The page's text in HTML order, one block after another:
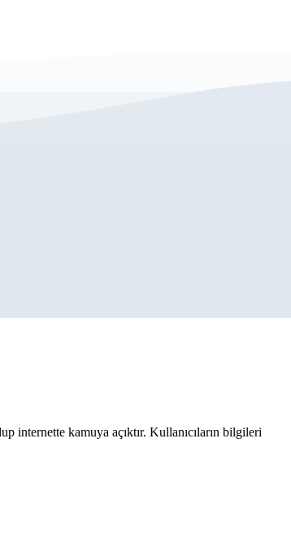
internette kamuya açıktır. Kullanıcıların bilgileri